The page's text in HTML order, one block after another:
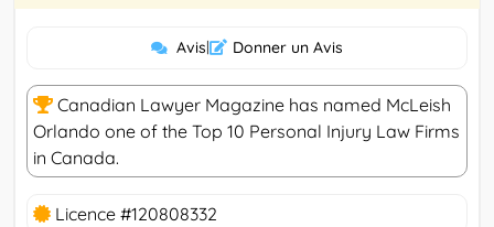
Avis| Donner un Avis
Canadian Lawyer Magazine has named McLeish
Orlando one of the Top 10 Personal Injury Law Firms
in Canada.
Licence #120808332